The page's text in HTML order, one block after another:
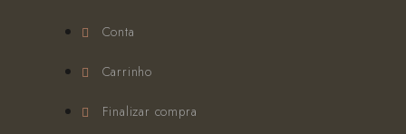
Conta
Carrinho
Finalizar compra